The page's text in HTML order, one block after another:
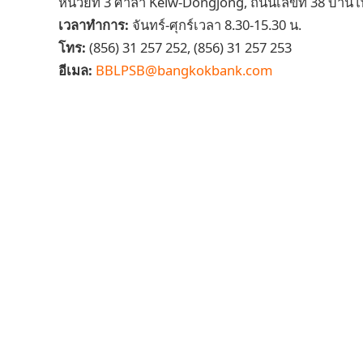
เวลาทำการ: จันทร์-ศุกร์เวลา 8.30-15.30 น.
โทร: (856) 31 257 252, (856) 31 257 253
อีเมล: BBLPSB@bangkokbank.com